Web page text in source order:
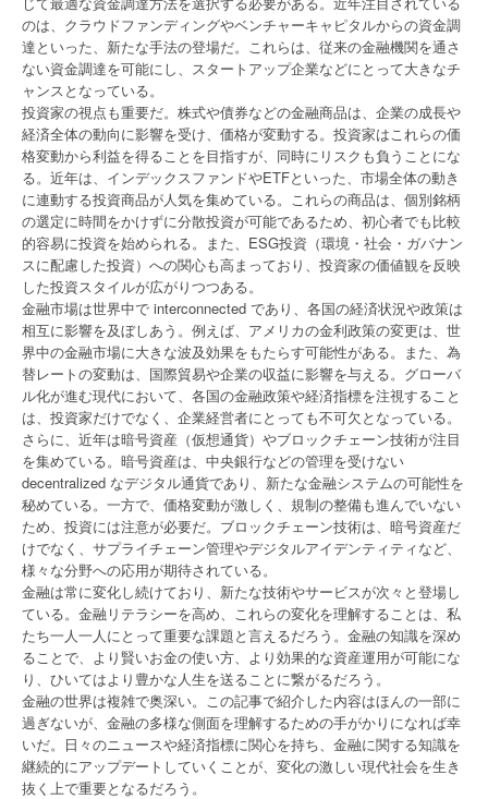
のは、クラウドファンディングやベンチャーキャピタルからの資金調
達といった、新たな手法の登場だ。これらは、従来の金融機関を通さ
ない資金調達を可能にし、スタートアップ企業などにとって大きなチ
ャンスとなっている。
投資家の視点も重要だ。株式や債券などの金融商品は、企業の成長や
経済全体の動向に影響を受け、価格が変動する。投資家はこれらの価
格変動から利益を得ることを目指すが、同時にリスクも負うことにな
る。近年は、インデックスファンドやETFといった、市場全体の動き
に連動する投資商品が人気を集めている。これらの商品は、個別銘柄
の選定に時間をかけずに分散投資が可能であるため、初心者でも比較
的容易に投資を始められる。また、ESG投資（環境・社会・ガバナン
スに配慮した投資）への関心も高まっており、投資家の価値観を反映
した投資スタイルが広がりつつある。
金融市場は世界中で interconnected であり、各国の経済状況や政策は
相互に影響を及ぼしあう。例えば、アメリカの金利政策の変更は、世
界中の金融市場に大きな波及効果をもたらす可能性がある。また、為
替レートの変動は、国際貿易や企業の収益に影響を与える。グローバ
ル化が進む現代において、各国の金融政策や経済指標を注視すること
は、投資家だけでなく、企業経営者にとっても不可欠となっている。
さらに、近年は暗号資産（仮想通貨）やブロックチェーン技術が注目
を集めている。暗号資産は、中央銀行などの管理を受けない
decentralized なデジタル通貨であり、新たな金融システムの可能性を
秘めている。一方で、価格変動が激しく、規制の整備も進んでいない
ため、投資には注意が必要だ。ブロックチェーン技術は、暗号資産だ
けでなく、サプライチェーン管理やデジタルアイデンティティなど、
様々な分野への応用が期待されている。
金融は常に変化し続けており、新たな技術やサービスが次々と登場し
ている。金融リテラシーを高め、これらの変化を理解することは、私
たち一人一人にとって重要な課題と言えるだろう。金融の知識を深め
ることで、より賢いお金の使い方、より効果的な資産運用が可能にな
り、ひいてはより豊かな人生を送ることに繋がるだろう。
金融の世界は複雑で奥深い。この記事で紹介した内容はほんの一部に
過ぎないが、金融の多様な側面を理解するための手がかりになれば幸
いだ。日々のニュースや経済指標に関心を持ち、金融に関する知識を
継続的にアップデートしていくことが、変化の激しい現代社会を生き
抜く上で重要となるだろう。